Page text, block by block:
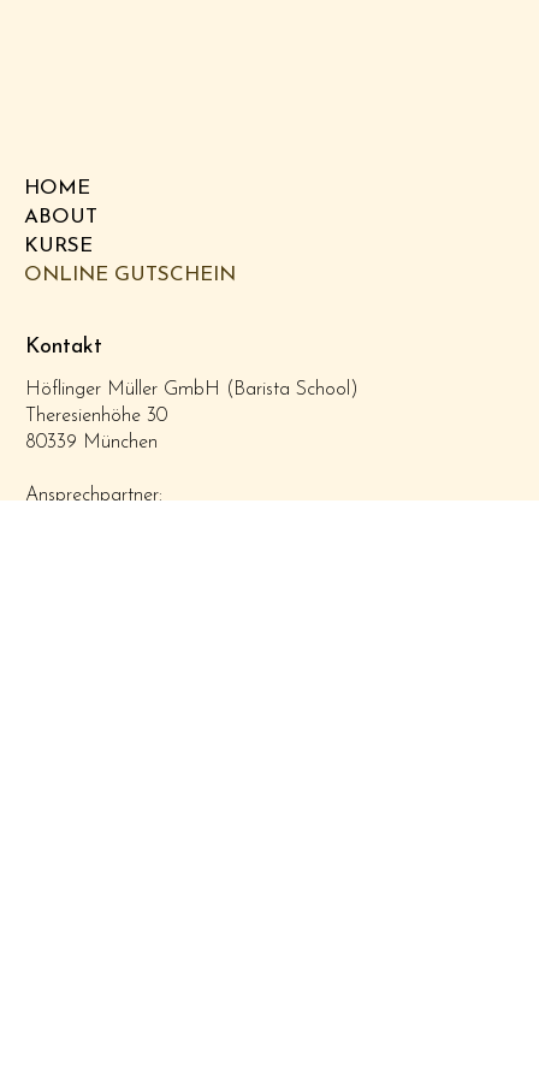
HOME
ABOUT
KURSE
ONLINE GUTSCHEIN
Kontakt
Höflinger Müller GmbH (Barista School)
Theresienhöhe 30
80339 München
Ansprechpartner: